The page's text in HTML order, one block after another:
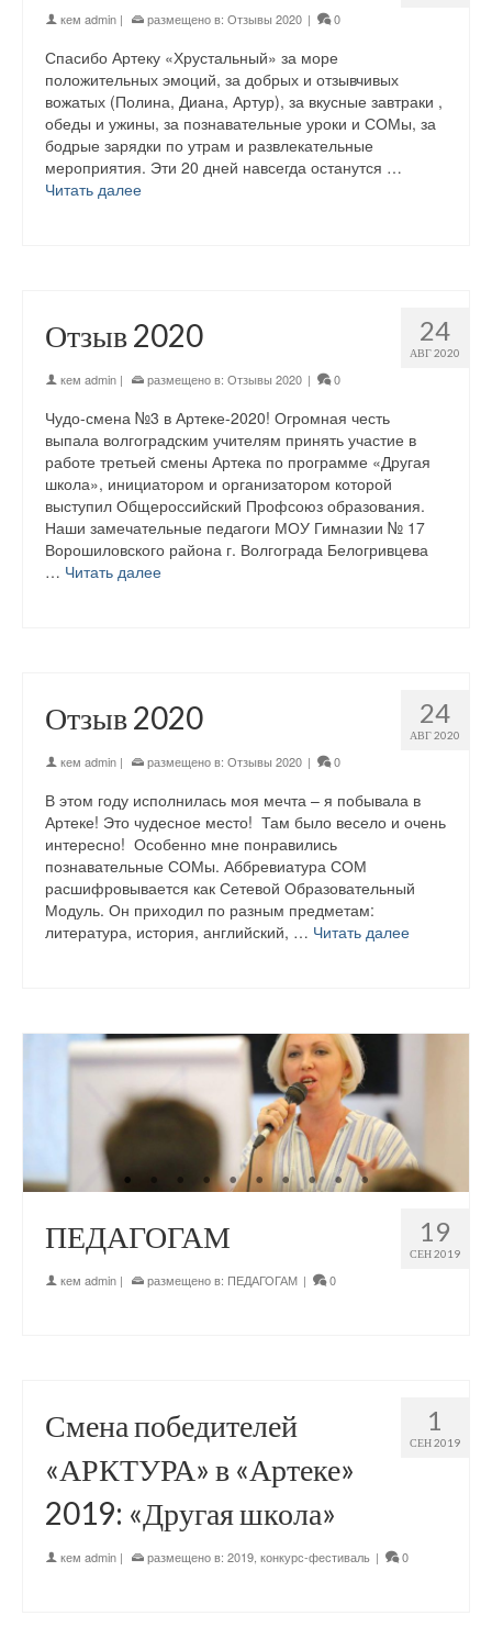
кем admin | размещено в: Отзывы 2020 | 0
Спасибо Артеку «Хрустальный» за море
положительных эмоций, за добрых и отзывчивых
вожатых (Полина, Диана, Артур), за вкусные завтраки ,
обеды и ужины, за познавательные уроки и СОМы, за
бодрые зарядки по утрам и развлекательные
мероприятия. Эти 20 дней навсегда останутся …
Читать далее
24
АВГ 2020
Отзыв 2020
кем admin | размещено в: Отзывы 2020 | 0
Чудо-смена №3 в Артеке-2020! Огромная честь
выпала волгоградским учителям принять участие в
работе третьей смены Артека по программе «Другая
школа», инициатором и организатором которой
выступил Общероссийский Профсоюз образования.
Наши замечательные педагоги МОУ Гимназии № 17
Ворошиловского района г. Волгограда Белогривцева
… Читать далее
24
АВГ 2020
Отзыв 2020
кем admin | размещено в: Отзывы 2020 | 0
В этом году исполнилась моя мечта – я побывала в
Артеке! Это чудесное место! Там было весело и очень
интересно! Особенно мне понравились
познавательные СОМы. Аббревиатура СОМ
расшифровывается как Сетевой Образовательный
Модуль. Он приходил по разным предметам:
литература, история, английский, … Читать далее
19
СЕН 2019
ПЕДАГОГАМ
кем admin | размещено в: ПЕДАГОГАМ | 0
1
СЕН 2019
Смена победителей
«АРКТУРА» в «Артеке»
2019: «Другая школа»
кем admin | размещено в: 2019 конкурс-фестиваль | 0